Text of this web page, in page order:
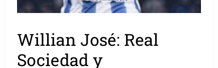
Willian José: Real
Sociedad y